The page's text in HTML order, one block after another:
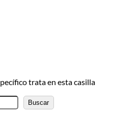
trata en esta casilla
B
u
Buscar